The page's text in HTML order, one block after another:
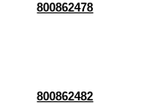
800862478
800862482